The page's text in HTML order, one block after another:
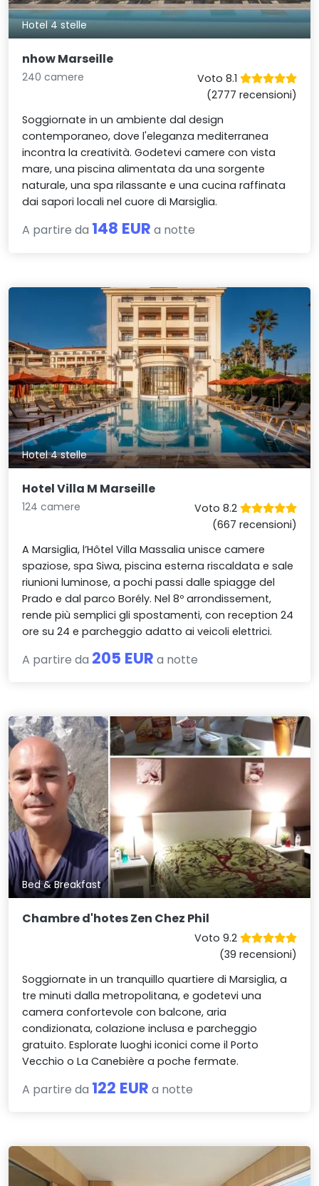
Hotel 4 stelle
nhow Marseille
240 camere
Voto 8.1
(2777 recensioni)
Soggiornate in un ambiente dal design
contemporaneo, dove l'eleganza mediterranea
incontra la creatività. Godetevi camere con vista
mare, una piscina alimentata da una sorgente
naturale, una spa rilassante e una cucina raffinata
dai sapori locali nel cuore di Marsiglia.
A partire da 148 EUR a notte
Hotel 4 stelle
Hotel Villa M Marseille
124 camere
Voto 8.2
(667 recensioni)
A Marsiglia, l’Hôtel Villa Massalia unisce camere
spaziose, spa Siwa, piscina esterna riscaldata e sale
riunioni luminose, a pochi passi dalle spiagge del
Prado e dal parco Borély. Nel 8º arrondissement,
rende più semplici gli spostamenti, con reception 24
ore su 24 e parcheggio adatto ai veicoli elettrici.
A partire da 205 EUR a notte
Bed & Breakfast
Chambre d'hotes Zen Chez Phil
Voto 9.2
(39 recensioni)
Soggiornate in un tranquillo quartiere di Marsiglia, a
tre minuti dalla metropolitana, e godetevi una
camera confortevole con balcone, aria
condizionata, colazione inclusa e parcheggio
gratuito. Esplorate luoghi iconici come il Porto
Vecchio o La Canebière a poche fermate.
A partire da 122 EUR a notte